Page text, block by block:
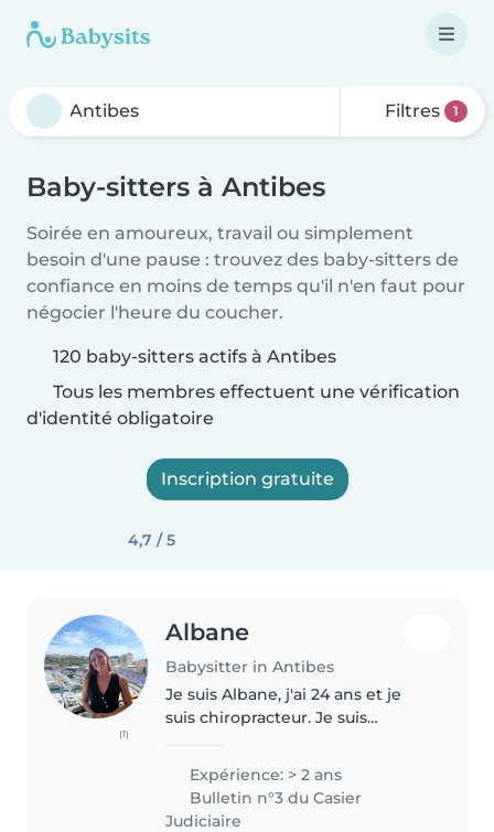
Filtres 1
Baby-sitters à Antibes
Soirée en amoureux, travail ou simplement
besoin d'une pause : trouvez des baby-sitters de
confiance en moins de temps qu'il n'en faut pour
négocier l'heure du coucher.
120 baby-sitters actifs à Antibes
Tous les membres effectuent une vérification
d'identité obligatoire
Inscription gratuite
4,7 / 5
(1)
Albane
Babysitter in Antibes
Je suis Albane, j'ai 24 ans et je
suis chiropracteur. Je suis
niveau en sauvetage sportif. Je
travaille quotidiennement avec
des enfants de tout âge, des..
Expérience: > 2 ans
Bulletin n°3 du Casier
Judiciaire